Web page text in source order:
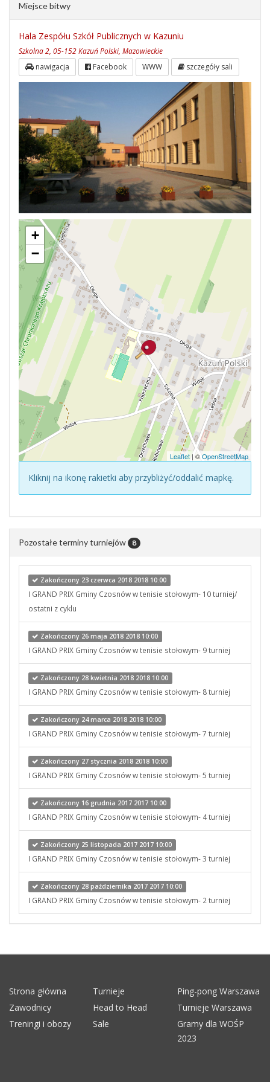
Miejsce bitwy
Hala Zespółu Szkół Publicznych w Kazuniu
Szkolna 2, 05-152 Kazuń Polski, Mazowieckie
nawigacja Facebook WWW szczegóły sali
+
−
Leaflet| ©OpenStreetMap
Kliknij na ikonę rakietki aby przybliżyć/oddalić mapkę.
Pozostałe terminy turniejów 8
Zakończony 23 czerwca 2018 2018 10:00
I GRAND PRIX Gminy Czosnów w tenisie stołowym- 10 turniej/
ostatni z cyklu
Zakończony 26 maja 2018 2018 10:00
I GRAND PRIX Gminy Czosnów w tenisie stołowym- 9 turniej
Zakończony 28 kwietnia 2018 2018 10:00
I GRAND PRIX Gminy Czosnów w tenisie stołowym- 8 turniej
Zakończony 24 marca 2018 2018 10:00
I GRAND PRIX Gminy Czosnów w tenisie stołowym- 7 turniej
Zakończony 27 stycznia 2018 2018 10:00
I GRAND PRIX Gminy Czosnów w tenisie stołowym- 5 turniej
Zakończony 16 grudnia 2017 2017 10:00
I GRAND PRIX Gminy Czosnów w tenisie stołowym- 4 turniej
Zakończony 25 listopada 2017 2017 10:00
I GRAND PRIX Gminy Czosnów w tenisie stołowym- 3 turniej
Zakończony 28 października 2017 2017 10:00
I GRAND PRIX Gminy Czosnów w tenisie stołowym- 2 turniej
Strona główna Turnieje
Ping-pong Warszawa
Zawodnicy
Head to Head
Turnieje Warszawa
Treningi i obozy
Sale
Gramy dla WOŚP
2023